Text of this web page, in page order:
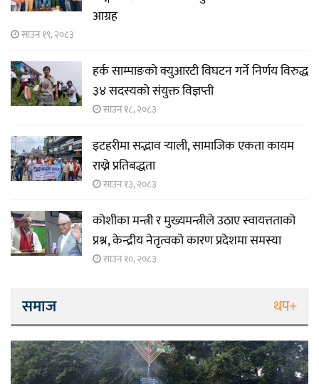
आग्रह
साउन १९, २०८३
हर्क साम्पाङको क्युआरटी विघटन गर्ने निर्णय विरुद्ध
३४ सदस्यको संयुक्त विज्ञप्ती
साउन १८, २०८३
इटहरीमा सद्भाव र्‍याली, सामाजिक एकता कायम
राख्ने प्रतिबद्धता
साउन १३, २०८३
कोशीका मन्त्री र मुख्यमन्त्रीले उठाए स्वायत्तताको
प्रश्न, केन्द्रीय नेतृत्वको कारण प्रदेशमा समस्या
साउन १०, २०८३
समाज थप+